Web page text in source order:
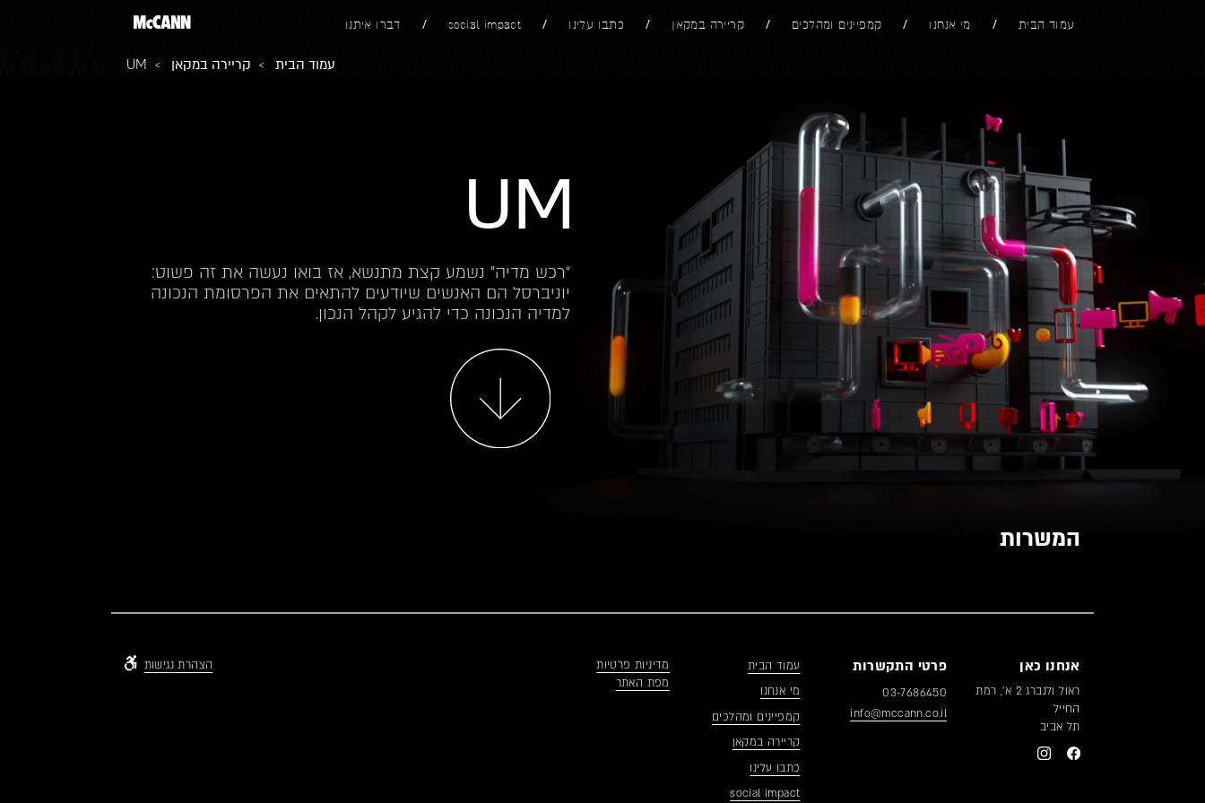
עמוד הבית מי אנחנו קמפיינים ומהלכים קריירה במקאן כתבו עלינו social impact דברו איתנו
עמוד הבית> קריירה במקאן > UM
UM
“רכש מדיה” נשמע קצת מתנשא, אז בואו נעשה את זה פשוט:
יוניברסל הם האנשים שיודעים להתאים את הפרסומת הנכונה
למדיה הנכונה כדי להגיע לקהל הנכון.
המשרות
אנחנו כאן
ראול ולנברג 2 א’, רמת
החייל
תל אביב
פרטי התקשרות
03-7686450
info@mccann.co.il
עמוד הבית
מי אנחנו
קמפיינים ומהלכים
קריירה במקאן
כתבו עלינו
social impact
מדיניות פרטיות
מפת האתר
הצהרת נגישות